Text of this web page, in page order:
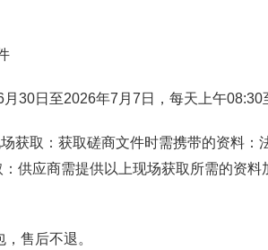
月30日至2026年7月7日，每天上午
获取：获取磋商文件时需携带的资料
供应商需提供以上现场获取所需的资
售后不退。